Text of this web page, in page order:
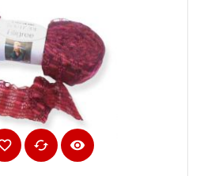
cached visibility